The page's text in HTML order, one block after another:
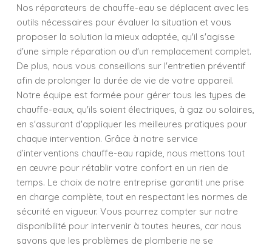
Nos réparateurs de chauffe-eau se déplacent avec les
outils nécessaires pour évaluer la situation et vous
proposer la solution la mieux adaptée, qu'il s'agisse
d'une simple réparation ou d'un remplacement complet.
De plus, nous vous conseillons sur l'entretien préventif
afin de prolonger la durée de vie de votre appareil.
Notre équipe est formée pour gérer tous les types de
chauffe-eaux, qu'ils soient électriques, à gaz ou solaires,
en s'assurant d'appliquer les meilleures pratiques pour
chaque intervention. Grâce à notre service
d’interventions chauffe-eau rapide, nous mettons tout
en œuvre pour rétablir votre confort en un rien de
temps. Le choix de notre entreprise garantit une prise
en charge complète, tout en respectant les normes de
sécurité en vigueur. Vous pourrez compter sur notre
disponibilité pour intervenir à toutes heures, car nous
savons que les problèmes de plomberie ne se